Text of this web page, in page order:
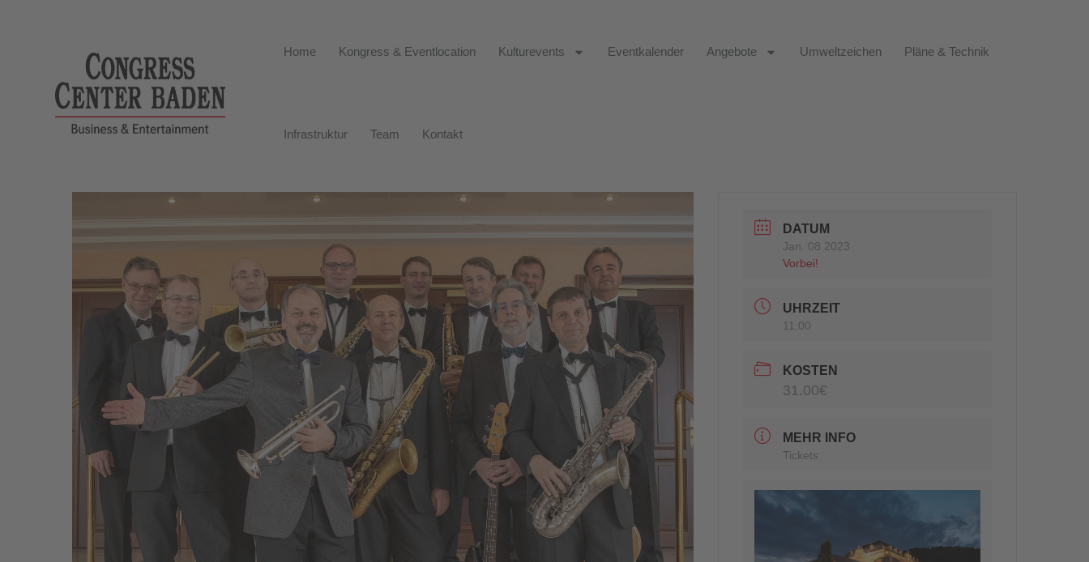
Home Kongress & Eventlocation Kulturevents Eventkalender Angebote Umweltzeichen Pläne & Technik
Infrastruktur Team Kontakt
DATUM
Jan. 08 2023
Vorbei!
UHRZEIT
11:00
KOSTEN
31.00€
MEHR INFO
Tickets